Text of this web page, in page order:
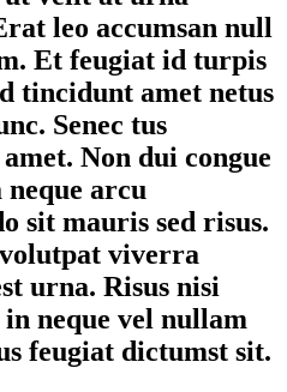
leo accumsan null
Et feugiat id turpis
tincidunt amet netus
Senec tus
Non dui congue
arcu
sit mauris sed risus.
viverra
urna. Risus nisi
in neque vel nullam
feugiat dictumst sit.